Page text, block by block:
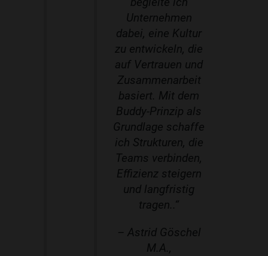
Unternehmen
dabei, eine Kultur
zu entwickeln, die
auf Vertrauen und
Zusammenarbeit
basiert. Mit dem
Buddy-Prinzip als
Grundlage schaffe
ich Strukturen, die
Teams verbinden,
Effizienz steigern
und langfristig
tragen..“
– Astrid Göschel
M.A.,